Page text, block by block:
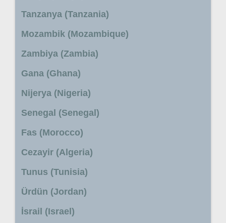
Tanzanya (Tanzania)
Mozambik (Mozambique)
Zambiya (Zambia)
Gana (Ghana)
Nijerya (Nigeria)
Senegal (Senegal)
Fas (Morocco)
Cezayir (Algeria)
Tunus (Tunisia)
Ürdün (Jordan)
İsrail (Israel)